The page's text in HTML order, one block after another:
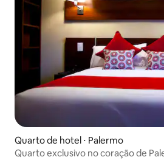
Quarto de hotel ⋅ Palermo
Quarto exclusivo no coração de